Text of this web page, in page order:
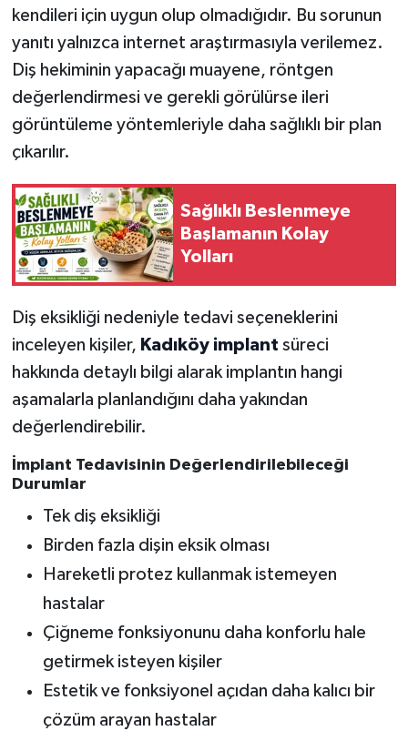
kendileri için uygun olup olmadığıdır. Bu sorunun
yanıtı yalnızca internet araştırmasıyla verilemez.
Diş hekiminin yapacağı muayene, röntgen
değerlendirmesi ve gerekli görülürse ileri
görüntüleme yöntemleriyle daha sağlıklı bir plan
çıkarılır.
Sağlıklı Beslenmeye
Başlamanın Kolay
Yolları
Diş eksikliği nedeniyle tedavi seçeneklerini
inceleyen kişiler, Kadıköy implant süreci
hakkında detaylı bilgi alarak implantın hangi
aşamalarla planlandığını daha yakından
değerlendirebilir.
İmplant Tedavisinin Değerlendirilebileceği
Durumlar
Tek diş eksikliği
Birden fazla dişin eksik olması
Hareketli protez kullanmak istemeyen
hastalar
Çiğneme fonksiyonunu daha konforlu hale
getirmek isteyen kişiler
Estetik ve fonksiyonel açıdan daha kalıcı bir
çözüm arayan hastalar